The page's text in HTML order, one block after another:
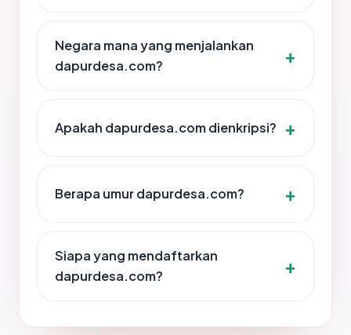
Negara mana yang menjalankan
dapurdesa.com?
Apakah dapurdesa.com dienkripsi?
Berapa umur dapurdesa.com?
Siapa yang mendaftarkan
dapurdesa.com?